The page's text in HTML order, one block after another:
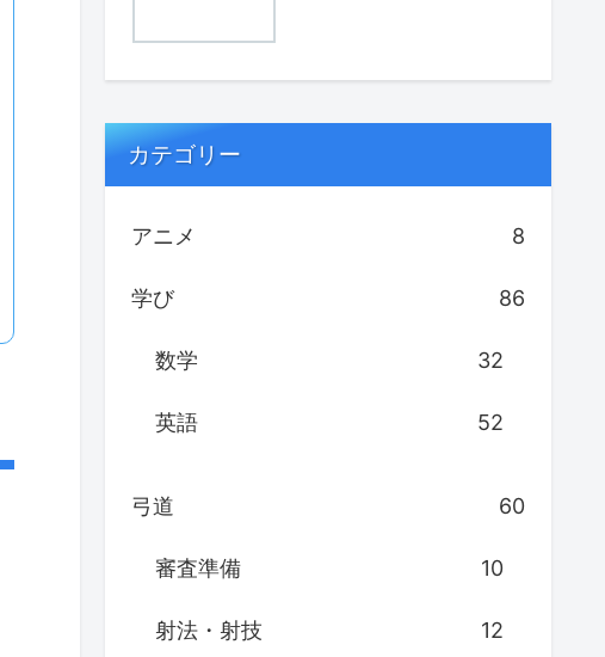
カテゴリー
アニメ 8
学び 86
数学 32
英語 52
弓道 60
審査準備 10
射法・射技 12